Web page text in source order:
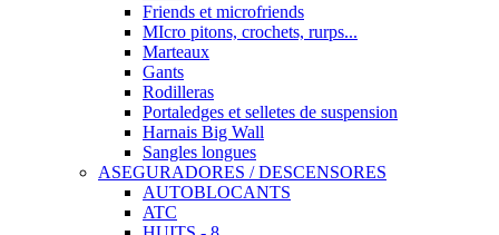
Friends et microfriends
MIcro pitons, crochets, rurps...
Marteaux
Gants
Rodilleras
Portaledges et selletes de suspension
Harnais Big Wall
Sangles longues
ASEGURADORES / DESCENSORES
AUTOBLOCANTS
ATC